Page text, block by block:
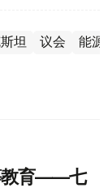
坦 议会 能源
教育——七